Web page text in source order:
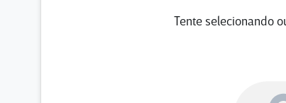
Tente selecionando